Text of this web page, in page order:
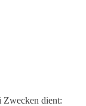
Zwecken dient: